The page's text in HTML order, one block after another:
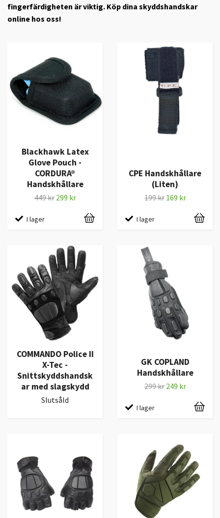
fingerfärdigheten är viktig. Köp dina skyddshandskar
online hos oss!
Blackhawk Latex
Glove Pouch -
CORDURA®
Handskhållare
449 kr 299 kr
I lager
CPE Handskhållare
(Liten)
199 kr 169 kr
I lager
COMMANDO Police II
X-Tec -
Snittskyddshandsk
ar med slagskydd
Slutsåld
GK COPLAND
Handskhållare
299 kr 249 kr
I lager